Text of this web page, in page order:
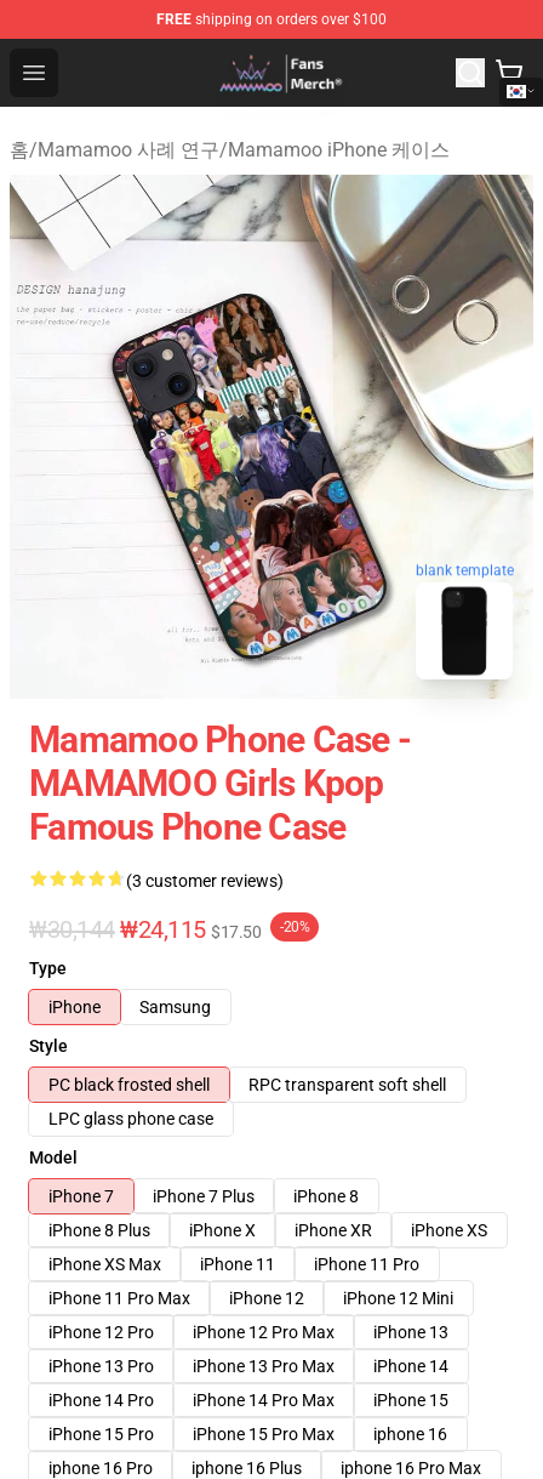
FREE shipping on orders over $100
Open menu
Mamamoo Store - Official Mamamoo Merchandise Shop
홈/Mamamoo 사례 연구/Mamamoo iPhone 케이스
blank template
Mamamoo Phone Case -
MAMAMOO Girls Kpop
Famous Phone Case
(3 customer reviews)
₩30,144₩24,115 $17.50 -20%
Type
iPhone
Samsung
Style
PC black frosted shell
RPC transparent soft shell
LPC glass phone case
Model
iPhone 7
iPhone 7 Plus
iPhone 8
iPhone 8 Plus
iPhone X iPhone XR
iPhone XS
iPhone XS Max
iPhone 11
iPhone 11 Pro
iPhone 11 Pro Max
iPhone 12
iPhone 12 Mini
iPhone 12 Pro
iPhone 12 Pro Max
iPhone 13
iPhone 13 Pro
iPhone 13 Pro Max
iPhone 14
iPhone 14 Pro
iPhone 14 Pro Max
iPhone 15
iPhone 15 Pro
iPhone 15 Pro Max
iphone 16
iphone 16 Pro
iphone 16 Plus iphone 16 Pro Max